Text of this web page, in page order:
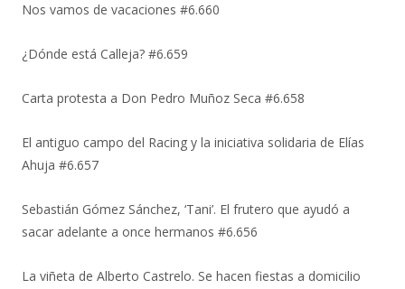
Nos vamos de vacaciones #6.660
¿Dónde está Calleja? #6.659
Carta protesta a Don Pedro Muñoz Seca #6.658
El antiguo campo del Racing y la iniciativa solidaria de Elías
Ahuja #6.657
Sebastián Gómez Sánchez, ‘Tani’. El frutero que ayudó a
sacar adelante a once hermanos #6.656
La viñeta de Alberto Castrelo. Se hacen fiestas a domicilio